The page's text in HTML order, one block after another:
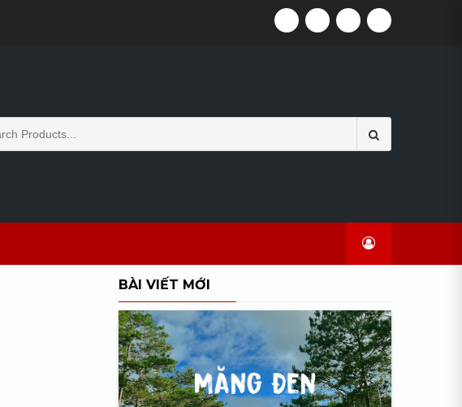
FACEBOOK
TWITTERGITHUB
BÀI VIẾT MỚI